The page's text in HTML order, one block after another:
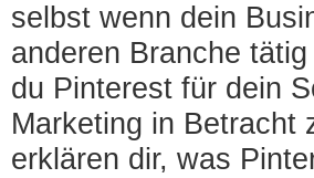
selbst wenn dein
anderen Branche
du Pinterest für dein
Marketing in Betracht
erklären dir, was